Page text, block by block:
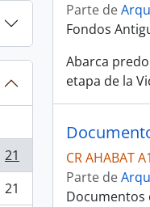
21
21
Parte de
Fondos
Abarca
etapa de la
CR AHABAT
Parte de
Documentos